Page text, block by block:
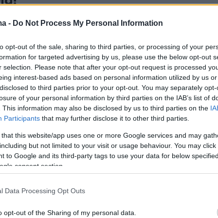
- Do Not Process My Personal Information
opt-out of the sale, sharing to third parties, or processing of your
for targeted advertising by us, please use the below opt-out
selection. Please note that after your opt-out request is processed
interest-based ads based on personal information utilized by us
to third parties prior to your opt-out. You may separately
of your personal information by third parties on the IAB’s list of
This information may also be disclosed by us to third parties on the
Participants that may further disclose it to other third parties.
that this website/app uses one or more Google services and may
but not limited to your visit or usage behaviour. You may
to Google and its third-party tags to use your data for below
consent section.
Data Processing Opt Outs
opt-out of the Sharing of my personal data.
εντός της ημέρας αναμένεται να φτάσει στην
να υπογράψει το συμβόλαιο διάρκειας δύο ετών, για
συμφωνία της Βιγιαρεάλ
έφτασε την περασμένη σεζόν στα ημτελικά του
και θέλει να αποκτήσει τον Έντισον Καβάνι για
στον δρόμο των επιτυχιών
Καβάνι: «Σφάζονται» στην